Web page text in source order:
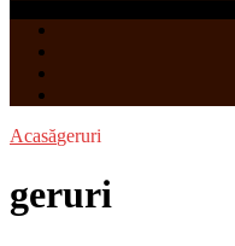
Acasăgeruri
geruri